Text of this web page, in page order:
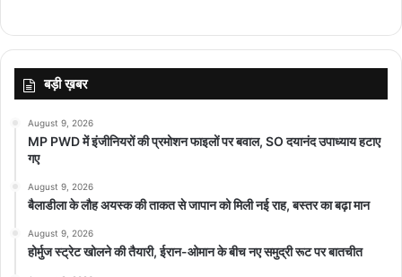
बड़ी ख़बर
August 9, 2026
MP PWD में इंजीनियरों की प्रमोशन फाइलों पर बवाल, SO दयानंद उपाध्याय हटाए
गए
August 9, 2026
बैलाडीला के लौह अयस्क की ताकत से जापान को मिली नई राह, बस्तर का बढ़ा मान
August 9, 2026
होर्मुज स्ट्रेट खोलने की तैयारी, ईरान-ओमान के बीच नए समुद्री रूट पर बातचीत